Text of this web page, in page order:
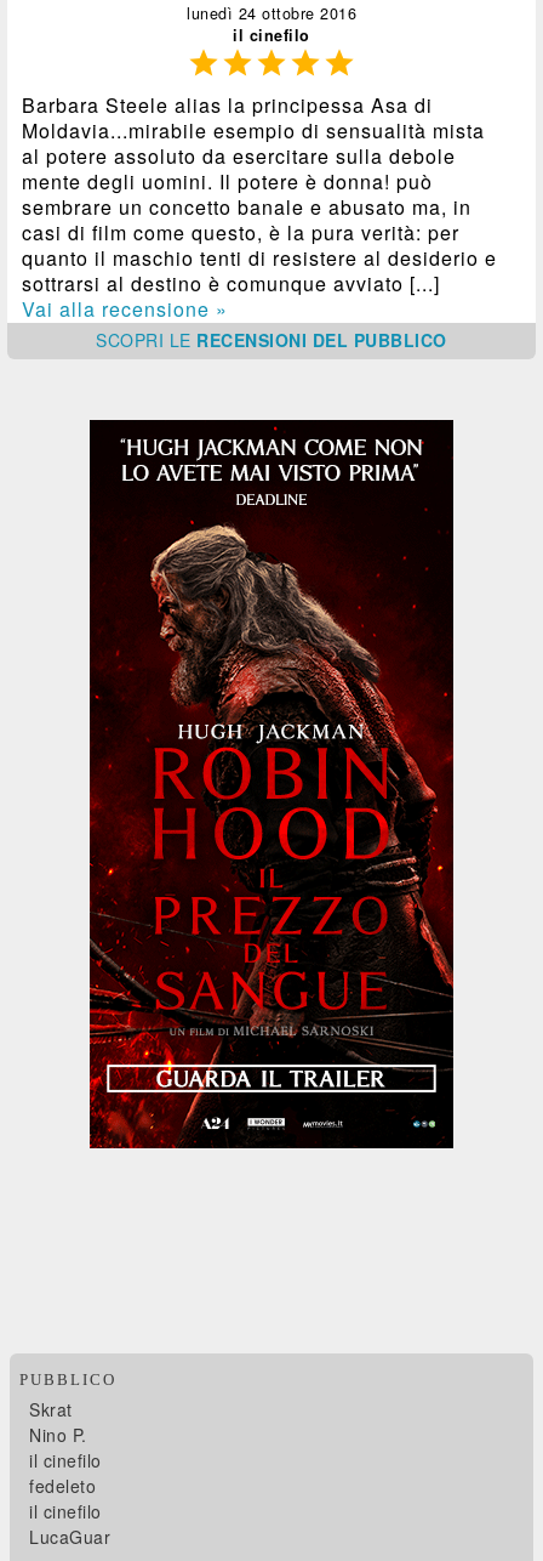
lunedì 24 ottobre 2016
il cinefilo

Barbara Steele alias la principessa Asa di
Moldavia...mirabile esempio di sensualità mista
al potere assoluto da esercitare sulla debole
mente degli uomini. Il potere è donna! può
sembrare un concetto banale e abusato ma, in
casi di film come questo, è la pura verità: per
quanto il maschio tenti di resistere al desiderio e
sottrarsi al destino è comunque avviato [...]
Vai alla recensione »
SCOPRI LE RECENSIONI DEL PUBBLICO
PUBBLICO
Skrat
Nino P.
il cinefilo
fedeleto
il cinefilo
LucaGuar